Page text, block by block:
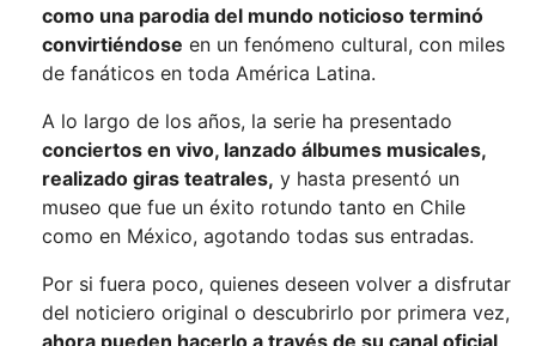
como una parodia del mundo noticioso terminó
convirtiéndose en un fenómeno cultural, con miles
de fanáticos en toda América Latina.
A lo largo de los años, la serie ha presentado
conciertos en vivo, lanzado álbumes musicales,
realizado giras teatrales, y hasta presentó un
museo que fue un éxito rotundo tanto en Chile
como en México, agotando todas sus entradas.
Por si fuera poco, quienes deseen volver a disfrutar
del noticiero original o descubrirlo por primera vez,
ahora pueden hacerlo a través de su canal oficial